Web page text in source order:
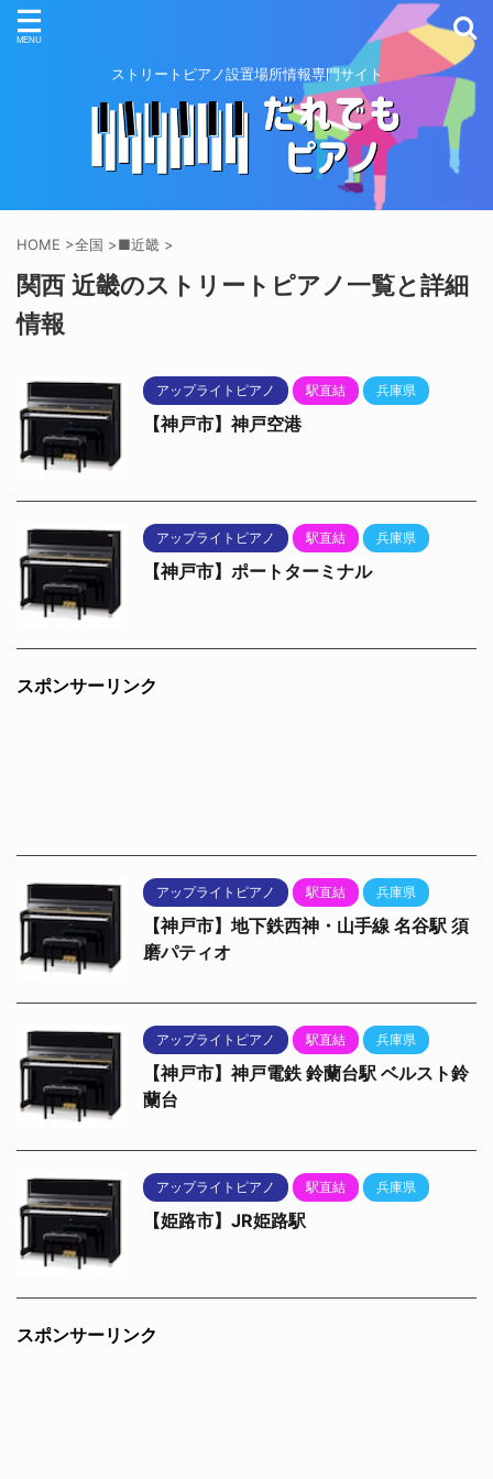
ストリートピアノ設置場所情報専門サイト
HOME >全国 >■近畿 >
関西 近畿のストリートピアノ一覧と詳細
情報
アップライトピアノ 駅直結 兵庫県
【神戸市】神戸空港
アップライトピアノ 駅直結 兵庫県
【神戸市】ポートターミナル
スポンサーリンク
アップライトピアノ 駅直結 兵庫県
【神戸市】地下鉄西神・山手線 名谷駅 須
磨パティオ
アップライトピアノ 駅直結 兵庫県
【神戸市】神戸電鉄 鈴蘭台駅 ベルスト鈴
蘭台
アップライトピアノ 駅直結 兵庫県
【姫路市】JR姫路駅
スポンサーリンク